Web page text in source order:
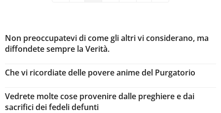
Non preoccupatevi di come gli altri vi considerano, ma
diffondete sempre la Verità.
Che vi ricordiate delle povere anime del Purgatorio
Vedrete molte cose provenire dalle preghiere e dai
sacrifici dei fedeli defunti